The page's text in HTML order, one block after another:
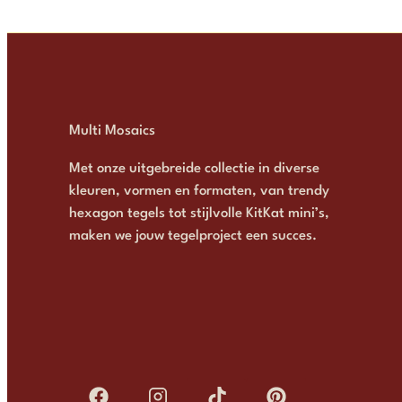
Multi Mosaics
Met onze uitgebreide collectie in diverse
kleuren, vormen en formaten, van trendy
hexagon tegels tot stijlvolle KitKat mini’s,
maken we jouw tegelproject een succes.